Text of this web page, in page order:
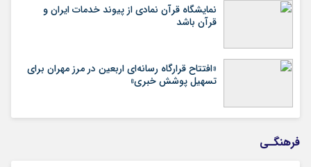
نمایشگاه قرآن نمادی از پیوند خدمات ایران و
قرآن باشد
«افتتاح قرارگاه رسانه‌ای اربعین در مرز مهران برای
تسهیل پوشش خبری»
فرهنگـی